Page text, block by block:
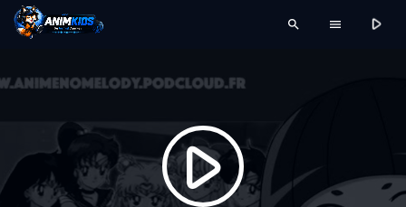
search menu play_arrow
play_arrow